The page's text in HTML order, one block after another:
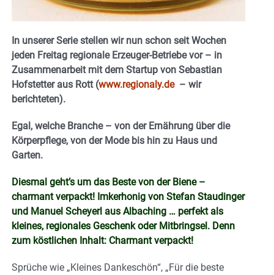
In unserer Serie stellen wir nun schon seit Wochen
jeden Freitag regionale Erzeuger-Betriebe vor – in
Zusammenarbeit mit dem Startup von Sebastian
Hofstetter aus Rott (www.regionaly.de – wir
berichteten).
Egal, welche Branche – von der Ernährung über die
Körperpflege, von der Mode bis hin zu Haus und
Garten.
Diesmal geht’s um das Beste von der Biene –
charmant verpackt! Imkerhonig von Stefan Staudinger
und Manuel Scheyerl aus Albaching … perfekt als
kleines, regionales Geschenk oder Mitbringsel. Denn
zum köstlichen Inhalt: Charmant verpackt!
Sprüche wie „Kleines Dankeschön“, „Für die beste